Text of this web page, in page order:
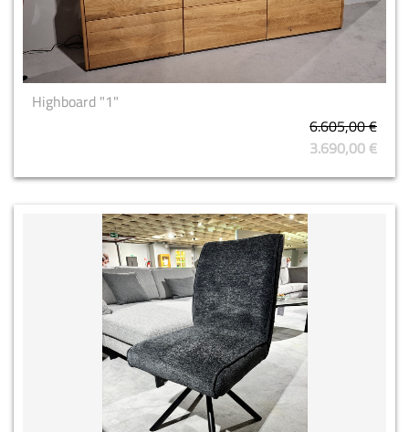
Highboard "1"
6.605,00 €
3.690,00 €